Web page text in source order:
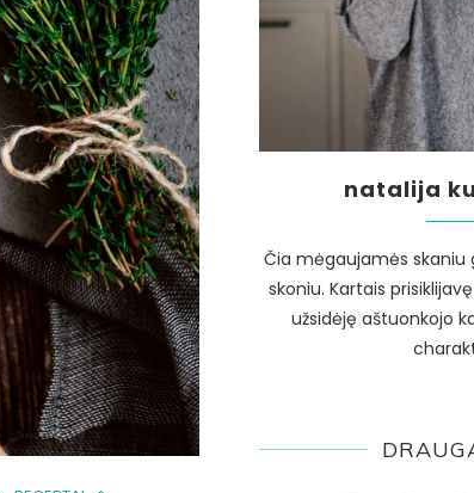
natalija
Čia mėgaujamės skaniu
skoniu. Kartais
užsidėję aštuonkojo